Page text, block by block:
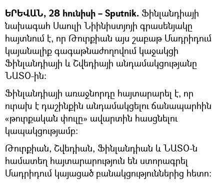
ԵՐԵՎԱՆ, 28 հունիսի – Sputnik. Ֆինլանդիայի
նախագահ Սաուլի Նիինիստյոյի գրասենյակը
հայտնում է, որ Թուրքիան այս շաբաթ Մադրիդում
կայանալիք գագաթնաժողովում կաջակցի
Ֆինլանդիայի և Շվեդիայի անդամակցությանը
ՆԱՏՕ-ին։
Ֆինլանդիայի առաջնորդը հայտարարել է, որ
ուրախ է դաշինքին անդամակցելու ճանապարհին
«թուրքական փուլը» ավարտին հասցնելու
կապակցությամբ։
Թուրքիան, Շվեդիան, Ֆինլանդիան և ՆԱՏՕ-ն
համատեղ հայտարարություն են ստորագրել
Մադրիդում կայացած բանակցություններից հետո։